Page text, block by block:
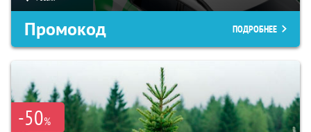
Промокод ПОДРОБНЕЕ
-50%